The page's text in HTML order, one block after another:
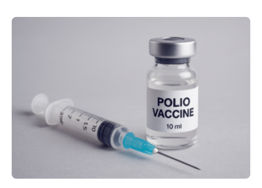
Dringend benötigt werden zielgerichtete Therapien, die
nur Tumorschwachstellen angreifen und normales
Gewebe verschonen. Forschende um Daniel Merk vom
Hertie-Institut für klinische Hirnforschung am
Universitätsklinikum Tübingen haben eine solche
Schwachstelle im Erbgut einer Untergruppe des
Medulloblastoms gefunden. Die Wilhelm Sander-
Stiftung unterstützte das Projekt…